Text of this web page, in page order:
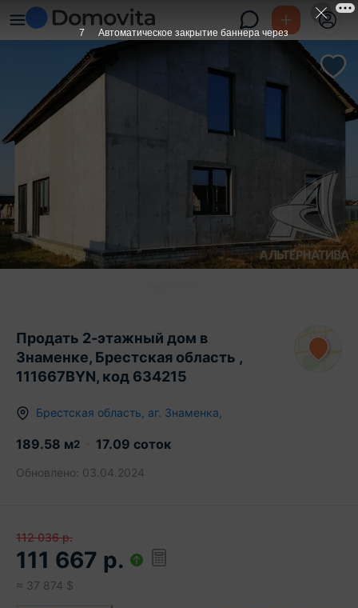
Продать 2-этажный дом в
Знаменке, Брестская область ,
111667BYN, код 634215
Брестская область аг. Знаменка
189.58 м2 17.09 соток
Обновлено: 03.04.2024
112 036 р.
111 667 р.
≈ 37 874 $
6 Автоматическое закрытие баннера через